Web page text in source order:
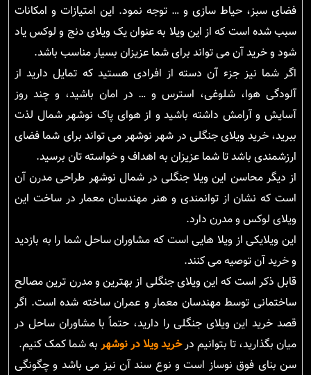
فضای سبز، حیاط سازی و … توجه نمود. این امتیازات و امکانات
سبب شده است که از این ویلا به عنوان یک ویلای دنج و لوکس یاد
شود و خرید آن می تواند برای شما عزیزان بسیار مناسب باشد.
اگر شما نیز جزء آن دسته از افرادی هستید که تمایل دارید از
آلودگی هوا، شلوغی، استرس و … در امان باشید، و چند روز
آسایش و آرامش داشته باشید و از هوای پاک نوشهر شمال لذت
ببرید، خرید ویلای جنگلی در شهر نوشهر می تواند برای شما فضای
ارزشمندی باشد تا شما عزیزان به اهداف و خواسته تان برسید.
از دیگر محاسن این ویلا جنگلی در شمال نوشهر طراحی مدرن آن
است که نشان از توانمندی و هنر مهندسان معمار در ساخت این
ویلای لوکس و مدرن دارد.
این ویلایکی از ویلا هایی است که مشاوران ساحل شما را به بازدید
و خرید آن توصیه می کنند.
قابل ذکر است که این ویلای جنگلی از بهترین و مدرن ترین مصالح
ساختمانی توسط مهندسان معمار و عمران ساخته شده است. اگر
قصد خرید این ویلای جنگلی را دارید، حتماً با مشاوران ساحل در
میان بگذارید، تا بتوانیم درخرید ویلا در نوشهر به شما کمک کنیم.
سن بنای فوق نوساز است و نوع سند آن نیز می باشد و چگونگی